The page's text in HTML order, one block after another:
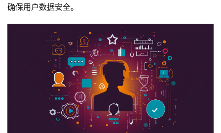
确保用户数据安全。